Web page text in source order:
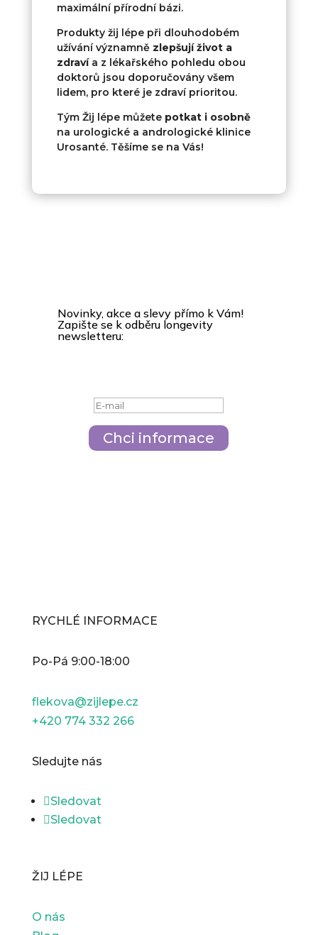
maximální přírodní bázi.
Produkty žij lépe při dlouhodobém
užívání významně zlepšují život a
zdravía z lékařského pohledu obou
doktorů jsou doporučovány všem
lidem, pro které je zdraví prioritou.
Tým Žij lépe můžete potkat i osobně
na urologické a andrologické klinice
Urosanté. Těšíme se na Vás!
Novinky, akce a slevy přímo k Vám!
Zapište se k odběru longevity
newsletteru:
Chci informace
RYCHLÉ INFORMACE
Po-Pá 9:00-18:00
flekova@zijlepe.cz
+420 774 332 266
Sledujte nás
Sledovat
Sledovat
ŽIJ LÉPE
O nás